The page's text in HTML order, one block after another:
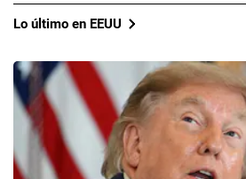
Lo último en EEUU